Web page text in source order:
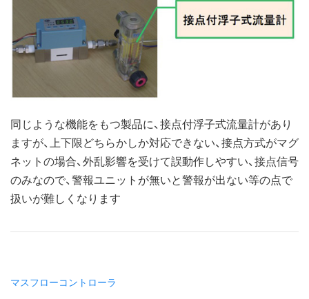
同じような機能をもつ製品に、接点付浮子式流量計があり
ますが、上下限どちらかしか対応できない、接点方式がマグ
ネットの場合、外乱影響を受けて誤動作しやすい、接点信号
のみなので、警報ユニットが無いと警報が出ない等の点で
扱いが難しくなります
マスフローコントローラ